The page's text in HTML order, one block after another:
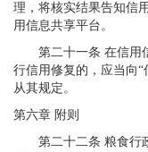
理，将核实结果告知信
用信息共享平台。
第二十一条 在信用信
行信用修复的，应当向
从其规定。
第六章 附则
第二十二条 粮食行政